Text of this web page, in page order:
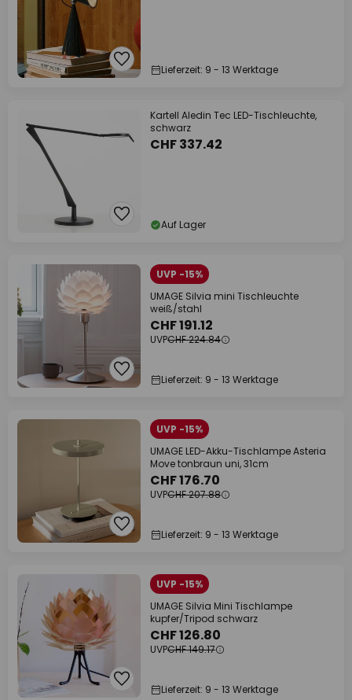
Lieferzeit: 9 - 13 Werktage
Kartell Aledin Tec LED-Tischleuchte,
schwarz
CHF 337.42
Auf Lager
UVP -15%
UMAGE Silvia mini Tischleuchte
weiß/stahl
CHF 191.12
UVPCHF 224.84
Lieferzeit: 9 - 13 Werktage
UVP -15%
UMAGE LED-Akku-Tischlampe Asteria
Move tonbraun uni, 31cm
CHF 176.70
UVPCHF 207.88
Lieferzeit: 9 - 13 Werktage
UVP -15%
UMAGE Silvia Mini Tischlampe
kupfer/Tripod schwarz
CHF 126.80
UVPCHF 149.17
Lieferzeit: 9 - 13 Werktage